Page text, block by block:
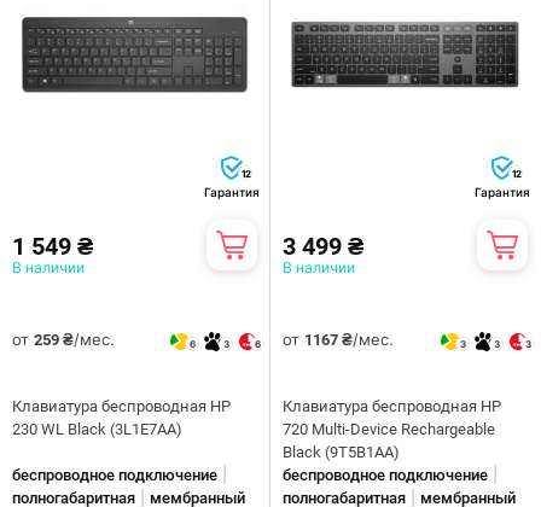
12
Гарантия
1 549 ₴
В наличии
от 259 ₴/мес. 6 3 6
Клавиатура беспроводная HP
230 WL Black (3L1E7AA)
беспроводное подключение
полногабаритная
мембранный
12
Гарантия
3 499 ₴
В наличии
от 1167 ₴/мес. 3 3 3
Клавиатура беспроводная HP
720 Multi-Device Rechargeable
Black (9T5B1AA)
беспроводное подключение
полногабаритная
мембранный